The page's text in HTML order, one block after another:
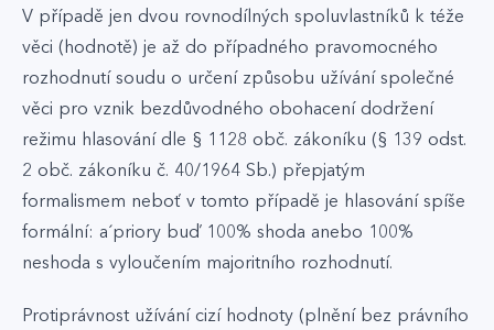
V případě jen dvou rovnodílných spoluvlastníků k téže
věci (hodnotě) je až do případného pravomocného
rozhodnutí soudu o určení způsobu užívání společné
věci pro vznik bezdůvodného obohacení dodržení
režimu hlasování dle § 1128 obč. zákoníku (§ 139 odst.
2 obč. zákoníku č. 40/1964 Sb.) přepjatým
formalismem neboť v tomto případě je hlasování spíše
formální: a´priory buď 100% shoda anebo 100%
neshoda s vyloučením majoritního rozhodnutí.
Protiprávnost užívání cizí hodnoty (plnění bez právního